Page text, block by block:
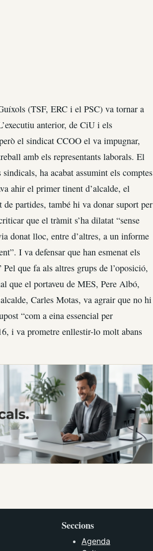
(TSF, ERC i el PSC) va tornar a
anterior, de CiU i els
el sindicat CCOO el va impugnar,
amb els representants laborals. El
ha acabat assumint els comptes
ahir el primer tinent d’alcalde, el
partides, també hi va donar suport per
que el tràmit s’ha dilatat “sense
donat lloc, entre d’altres, a un informe
I va defensar que han esmenat els
que fa als altres grups de l’oposició,
que el portaveu de MES, Pere Albó,
Carles Motas, va agrair que no hi
“com a eina essencial per
i va prometre enllestir-lo molt abans
Seccions
Agenda